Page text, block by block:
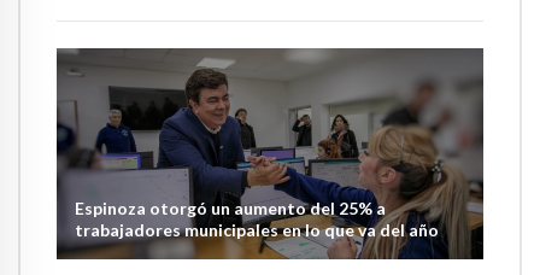
Espinoza otorgó un aumento del 25% a
trabajadores municipales en lo que va del año